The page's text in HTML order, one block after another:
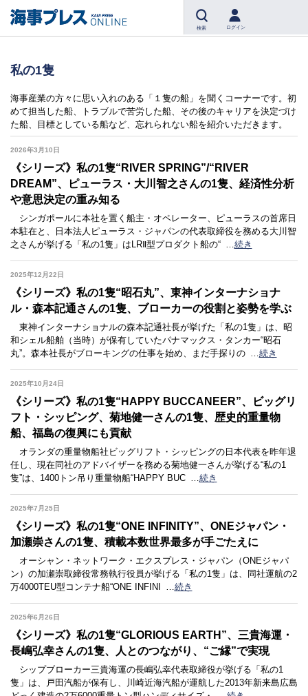
検索 ログイン
私の1隻
海事産業の方々に思い入れのある「１隻の船」を聞くコーナーです。初
めて担当した船、トラブルで苦労した船、その後のキャリアを決定づけ
た船、目標としている船など、忘れられない船を紹介いただきます。
2026年3月10日
《シリーズ》私の1隻“RIVER SPRING”/“RIVER
DREAM”、ピューラス・大川智之さんの1隻、経済性分析
や意思決定の重み知る
シンガポールに本社を置く船主・オペレーター、ピューラスの首席日
本駐在と、日本法人ピューラス・ジャパンの代表取締役を務める大川智
之さんが挙げる「私の1隻」はLRⅡ型プロダクト船の“ …続き
2025年12月22日
《シリーズ》私の1隻“昭石丸”、東神インターナショナ
ル・森本記通さんの1隻、ブローカーの役割と姿勢を学ぶ
東神インターナショナルの森本記通社長が挙げた「私の1隻」は、昭
和シェル船舶（当時）が保有していたパナマックス・タンカー“昭石
丸”。森本社長がブローキングの仕事を始め、まだ手探りの …続き
2025年10月24日
《シリーズ》私の1隻“HAPPY BUCCANEER”、ビッグリ
フト・シッピング、菊地健一さんの1隻、歴史的重量物
船、福島の復興にも貢献
オランダの重量物船社ビッグリフト・シッピングの日本代表を昨年退
任し、現在同社のアドバイザーを務める菊地健一さんが挙げる“私の1
隻”は、1400トン吊り重量物船“HAPPY BUC …続き
2025年7月25日
《シリーズ》私の1隻“ONE INFINITY”、ONEジャパン・
加瀬崇さんの1隻、積載本数世界最多が手ごたえに
オーシャン・ネットワーク・エクスプレス・ジャパン（ONEジャパ
ン）の加瀬崇取締役常務執行役員が挙げる「私の1隻」は、同社運航の2
万4000TEU型コンテナ船“ONE INFINI
…続き
2025年6月26日
《シリーズ》私の1隻“GLORIOUS EARTH”、三貴海運・
長嶋弘幸さんの1隻、人とのつながり、“ご縁”で実現
シップブローカー三貴海運の長嶋弘幸代表取締役が挙げる「私の1
隻」は、戸田汽船が保有し、川崎近海汽船が運航した2013年新来島広島